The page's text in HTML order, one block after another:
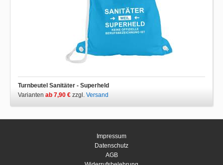
Turnbeutel Sanitäter - Superheld
Varianten ab 7,90 € zzgl. Versand
Impressum
Datenschutz
AGB